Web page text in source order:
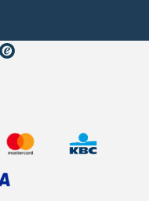
beoordelingen